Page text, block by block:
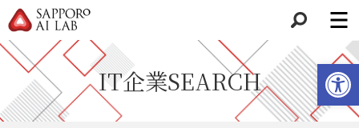
ツールバーを開く
検索
IT企業SEARCH